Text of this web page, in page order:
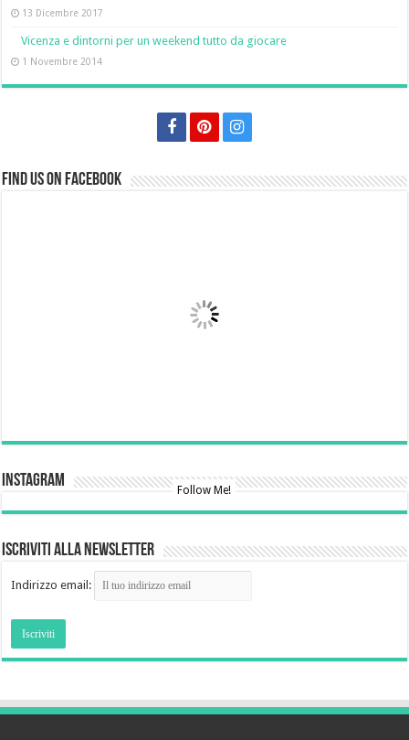
13 Dicembre 2017
Vicenza e dintorni per un weekend tutto da giocare
1 Novembre 2014
Find us on Facebook
Instagram Follow Me!
Iscriviti alla newsletter
Indirizzo email: